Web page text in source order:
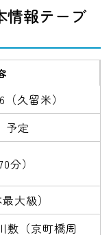
情報テーブ
久留米）
予定
分）
大級）
敷（京町橋周